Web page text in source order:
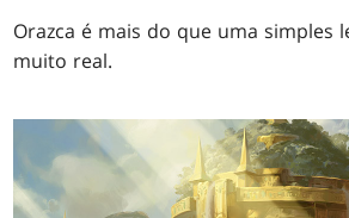
Orazca é mais do que uma simples
muito real.